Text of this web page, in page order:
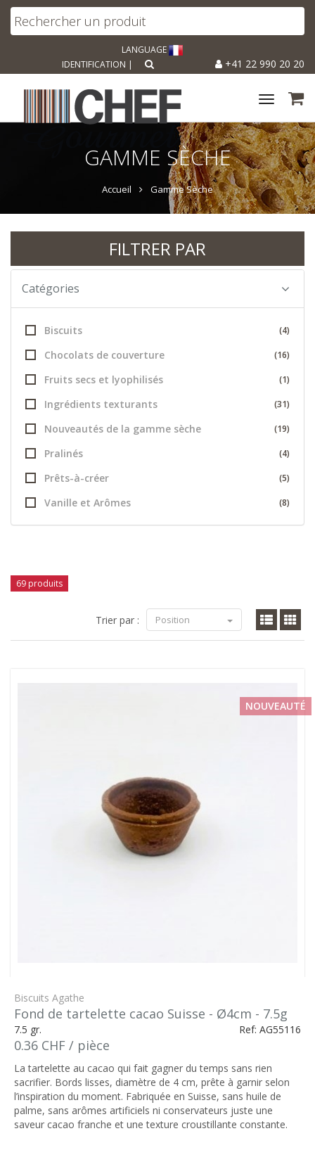
LANGUAGE
+41 22 990 20 20
IDENTIFICATION |
Toggle
GAMME SÈCHE
Accueil Gamme Sèche
FILTRER PAR
Catégories
Biscuits (4)
Chocolats de couverture (16)
Fruits secs et lyophilisés (1)
Ingrédients texturants (31)
Nouveautés de la gamme sèche (19)
Pralinés (4)
Prêts-à-créer (5)
Vanille et Arômes (8)
69 produits
Trier par : Position
NOUVEAUTÉ
Biscuits Agathe
Fond de tartelette cacao Suisse - Ø4cm - 7.5g
7.5 gr. Ref: AG55116
0.36 CHF / pièce
La tartelette au cacao qui fait gagner du temps sans rien
sacrifier. Bords lisses, diamètre de 4 cm, prête à garnir selon
l’inspiration du moment. Fabriquée en Suisse, sans huile de
palme, sans arômes artificiels ni conservateurs juste une
saveur cacao franche et une texture croustillante constante.